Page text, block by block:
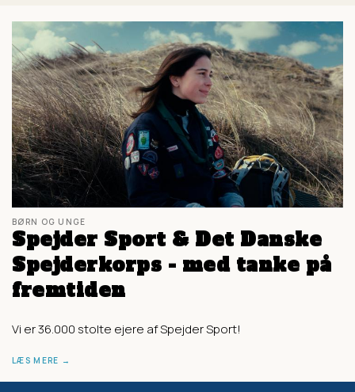
BØRN OG UNGE
Spejder Sport & Det Danske
Spejderkorps - med tanke på
fremtiden
Vi er 36.000 stolte ejere af Spejder Sport!
LÆS MERE